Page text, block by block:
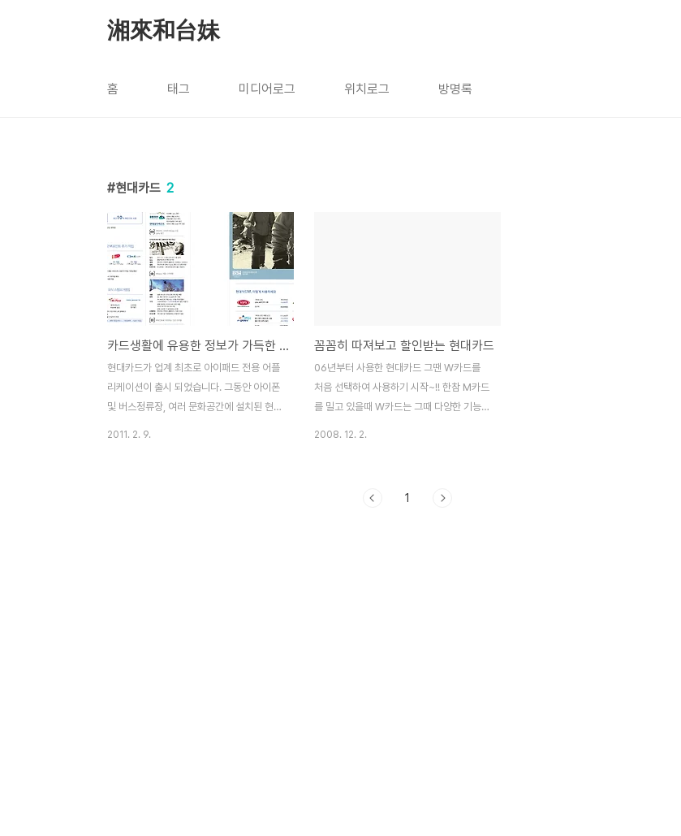
湘來和台妹
홈 태그 미디어로그 위치로그 방명록
현대카드 2
카드생활에 유용한 정보가 가득한 현대카드 라이브러리
현대카드가 업계 최초로 아이패드 전용 어플
리케이션이 출시 되었습니다. 그동안 아이폰
및 버스정류장, 여러 문화공간에 설치된 현대
2011. 2. 9.
꼼꼼히 따져보고 할인받는 현대카드
06년부터 사용한 현대카드 그땐 W카드를
처음 선택하여 사용하기 시작~!! 한참 M카드
를 밀고 있을때 W카드는 그때 다양한 기능이
다. M카드에도 참 다양한 종류가 있는데 기
2008. 12. 2.
1